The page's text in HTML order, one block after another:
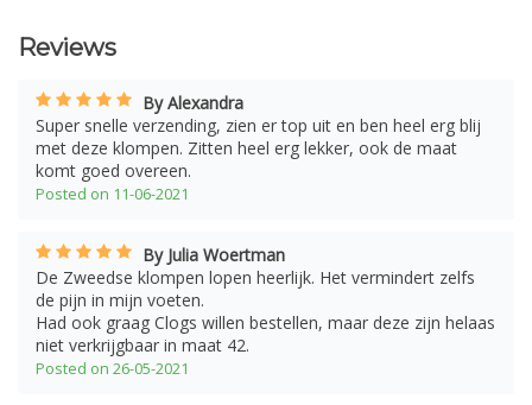
Reviews
By Alexandra
Super snelle verzending, zien er top uit en ben heel erg blij
met deze klompen. Zitten heel erg lekker, ook de maat
komt goed overeen.
Posted on 11-06-2021
By Julia Woertman
De Zweedse klompen lopen heerlijk. Het vermindert zelfs
de pijn in mijn voeten.
Had ook graag Clogs willen bestellen, maar deze zijn helaas
niet verkrijgbaar in maat 42.
Posted on 26-05-2021